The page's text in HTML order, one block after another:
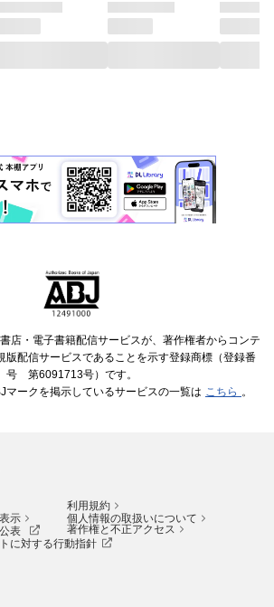
店・電子書籍配信サービスが、著作権者からコンテ
版配信サービスであることを示す登録商標（登録番
号 第6091713号）です。
マークを掲示しているサービスの一覧は こちら 。
利用規約
示
個人情報の取扱いについて
表
著作権と不正アクセス
に対する行動指針